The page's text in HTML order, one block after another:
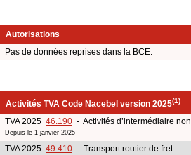
Autorisations
Pas de données reprises dans la BCE.
Activités TVA Code Nacebel version 2025(1)
TVA 2025 46.190 - Activités d’intermédiaire
Depuis le 1 janvier 2025
TVA 2025 49.410 - Transport routier de fret